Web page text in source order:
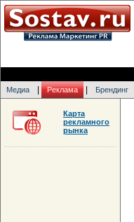
Медиа Реклама Брендинг
Карта
рекламного
рынка